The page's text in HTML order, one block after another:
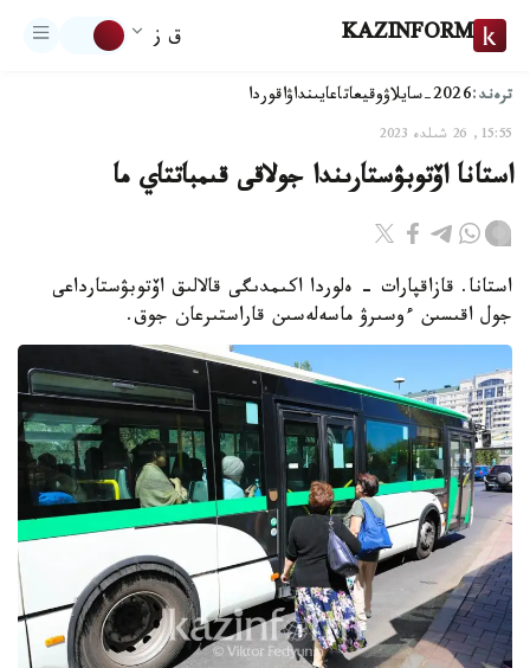
KAZINFORM ق ز
ترەند:2026-سايلاۋ وقيعاتاعايىنداۋاقوردا
15:55, 26 شىلدە 2023
استانا اۆتوبۋستارىندا جولاقى قىمباتتاي ما
استانا. قازاقپارات - ەلوردا اكىمدىگى قالالىق اۆتوبۋستارداعى
جول اقىسىن ءوسىرۋ ماسەلەسىن قاراستىرعان جوق.